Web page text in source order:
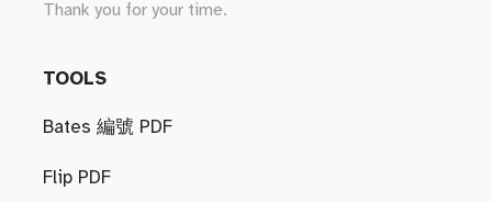
Thank you for your time.
TOOLS
Bates 編號 PDF
Flip PDF